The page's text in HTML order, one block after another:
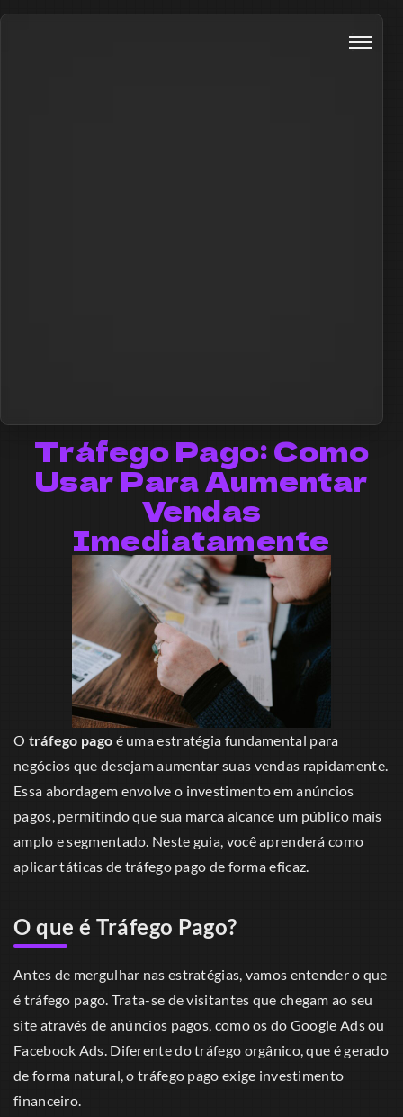
Tráfego Pago: Como
Usar Para Aumentar
Vendas
Imediatamente
O tráfego pago é uma estratégia fundamental para
negócios que desejam aumentar suas vendas rapidamente.
Essa abordagem envolve o investimento em anúncios
pagos, permitindo que sua marca alcance um público mais
amplo e segmentado. Neste guia, você aprenderá como
aplicar táticas de tráfego pago de forma eficaz.
O que é Tráfego Pago?
Antes de mergulhar nas estratégias, vamos entender o que
é tráfego pago. Trata-se de visitantes que chegam ao seu
site através de anúncios pagos, como os do Google Ads ou
Facebook Ads. Diferente do tráfego orgânico, que é gerado
de forma natural, o tráfego pago exige investimento
financeiro.